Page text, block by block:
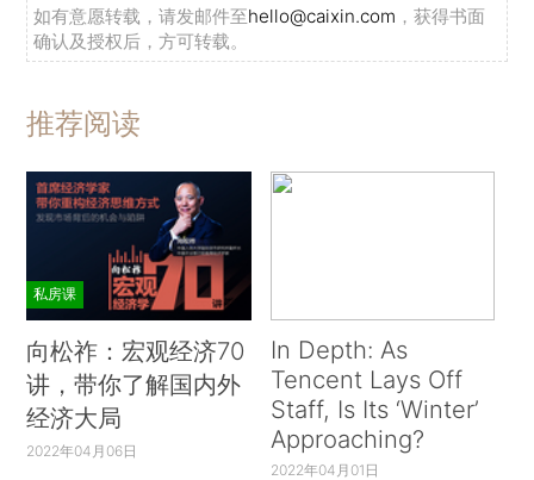
如有意愿转载，请发邮件至hello@caixin.com ，获得书面
确认及授权后，方可转载。
推荐阅读
私房课
向松祚：宏观经济70
讲，带你了解国内外
经济大局
2022年04月06日
In Depth: As
Tencent Lays Off
Staff, Is Its ‘Winter’
Approaching?
2022年04月01日